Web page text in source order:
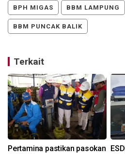
BPH MIGAS BBM LAMPUNG
BBM PUNCAK BALIK
Terkait
Pertamina pastikan pasokan